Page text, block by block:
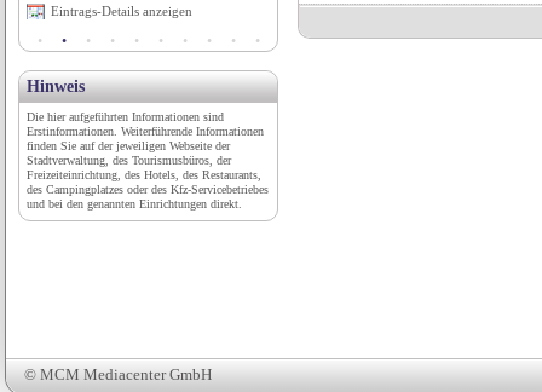
© MCM Mediacenter GmbH
Eintrags-Details anzeigen
Hinweis
Die hier aufgeführten Informationen sind
Erstinformationen. Weiterführende Informationen
finden Sie auf der jeweiligen Webseite der
Stadtverwaltung, des Tourismusbüros, der
Freizeiteinrichtung, des Hotels, des Restaurants,
des Campingplatzes oder des Kfz-Servicebetriebes
und bei den genannten Einrichtungen direkt.